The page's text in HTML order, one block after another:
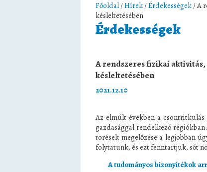
Főoldal /Hírek /Érdekességek / A
késleltetésében
Érdekességek
A rendszeres fizikai
késleltetésében
2021.12.10
Az elmúlt években a
gazdasággal rendelkező
törések megelőzése a legjobban
folytatunk, és ezt fenntartjuk, sőt
A tudományos bizonyítékok